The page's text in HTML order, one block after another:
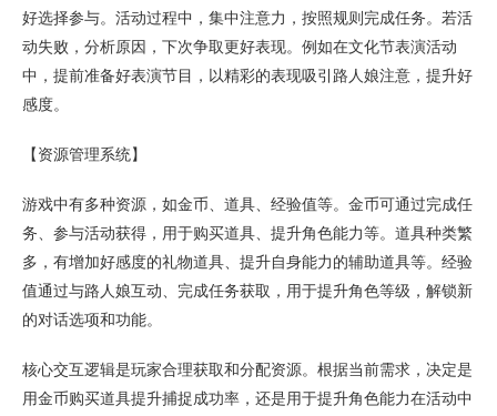
好选择参与。活动过程中，集中注意力，按照规则完成任务。若活
动失败，分析原因，下次争取更好表现。例如在文化节表演活动
中，提前准备好表演节目，以精彩的表现吸引路人娘注意，提升好
感度。
【资源管理系统】
游戏中有多种资源，如金币、道具、经验值等。金币可通过完成任
务、参与活动获得，用于购买道具、提升角色能力等。道具种类繁
多，有增加好感度的礼物道具、提升自身能力的辅助道具等。经验
值通过与路人娘互动、完成任务获取，用于提升角色等级，解锁新
的对话选项和功能。
核心交互逻辑是玩家合理获取和分配资源。根据当前需求，决定是
用金币购买道具提升捕捉成功率，还是用于提升角色能力在活动中